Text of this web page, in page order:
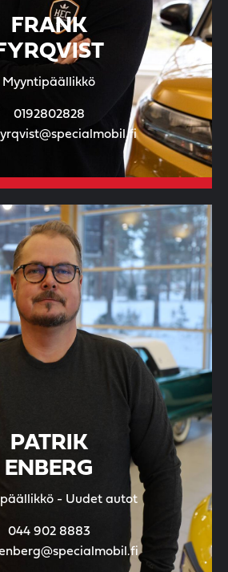
FRANK
Myyntipäällikkö
0192802828
PATRIK
ENBERG
- Uudet autot
044 902 8883